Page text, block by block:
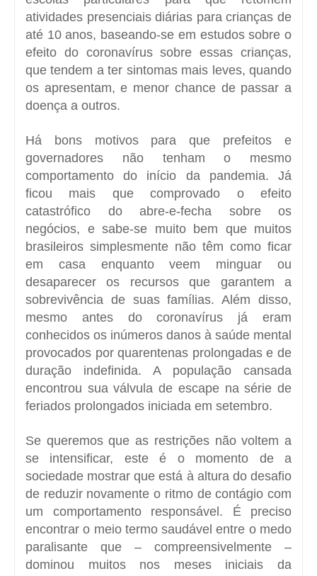
atividades presenciais diárias para crianças de
até 10 anos, baseando-se em estudos sobre o
efeito do coronavírus sobre essas crianças,
que tendem a ter sintomas mais leves, quando
os apresentam, e menor chance de passar a
doença a outros.
Há bons motivos para que prefeitos e
governadores não tenham o mesmo
comportamento do início da pandemia. Já
ficou mais que comprovado o efeito
catastrófico do abre-e-fecha sobre os
negócios, e sabe-se muito bem que muitos
brasileiros simplesmente não têm como ficar
em casa enquanto veem minguar ou
desaparecer os recursos que garantem a
sobrevivência de suas famílias. Além disso,
mesmo antes do coronavírus já eram
conhecidos os inúmeros danos à saúde mental
provocados por quarentenas prolongadas e de
duração indefinida. A população cansada
encontrou sua válvula de escape na série de
feriados prolongados iniciada em setembro.
Se queremos que as restrições não voltem a
se intensificar, este é o momento de a
sociedade mostrar que está à altura do desafio
de reduzir novamente o ritmo de contágio com
um comportamento responsável. É preciso
encontrar o meio termo saudável entre o medo
paralisante que – compreensivelmente –
dominou muitos nos meses iniciais da